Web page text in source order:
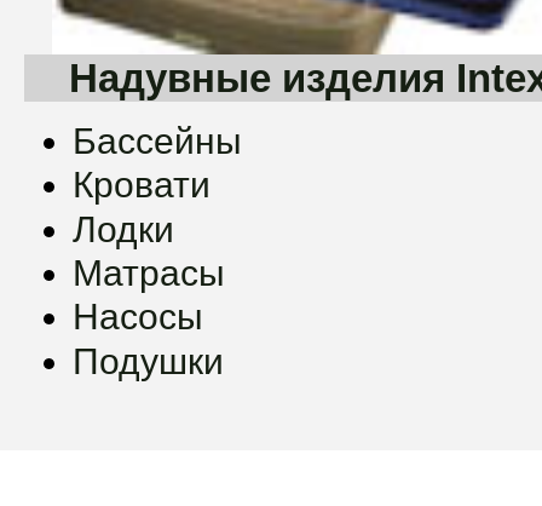
Надувные изделия
Бассейны
Кровати
Лодки
Матрасы
Насосы
Подушки